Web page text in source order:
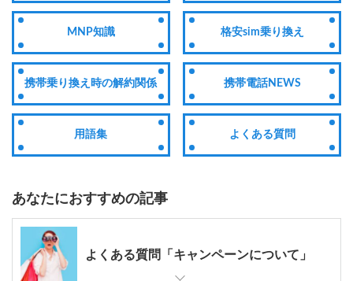
MNP知識 格安sim乗り換え
携帯乗り換え時の解約関係 携帯電話NEWS
用語集 よくある質問
あなたにおすすめの記事
よくある質問「キャンペーンについて」